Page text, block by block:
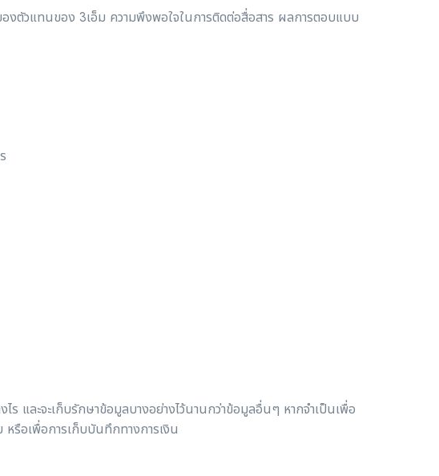
งตัวแทนของ 3เอ็ม ความพึงพอใจในการติดต่อสื่อสาร ผลการตอบแบบ
ร และจะเก็บรักษาข้อมูลบางอย่างไว้นานกว่าข้อมูลอื่นๆ หากจำเป็นเพื่อ
รือเพื่อการเก็บบันทึกทางการเงิน